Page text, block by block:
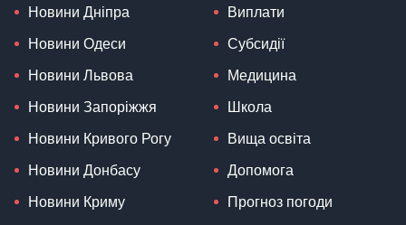
Новини Дніпра
Новини Одеси
Новини Львова
Новини Запоріжжя
Новини Кривого Рогу
Новини Донбасу
Новини Криму
Виплати
Субсидії
Медицина
Школа
Вища освіта
Допомога
Прогноз погоди